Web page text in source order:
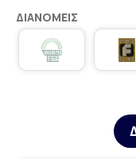
ΔΙΑΝΟΜΕΊΣ